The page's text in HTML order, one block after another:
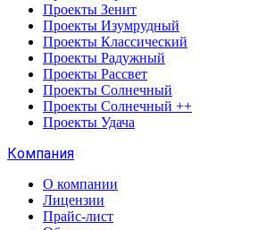
Проекты Зенит
Проекты Изумрудный
Проекты Классический
Проекты Радужный
Проекты Рассвет
Проекты Солнечный
Проекты Солнечный ++
Проекты Удача
Компания
О компании
Лицензии
Прайс-лист